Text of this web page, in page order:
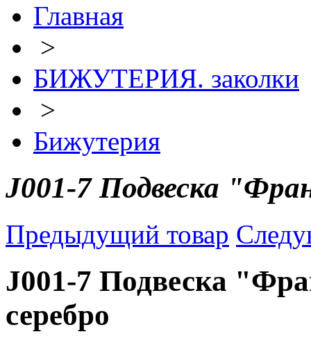
Главная
>
БИЖУТЕРИЯ. заколки
>
Бижутерия
J001-7 Подвеска
Предыдущий товар
J001-7 Подвеска
серебро